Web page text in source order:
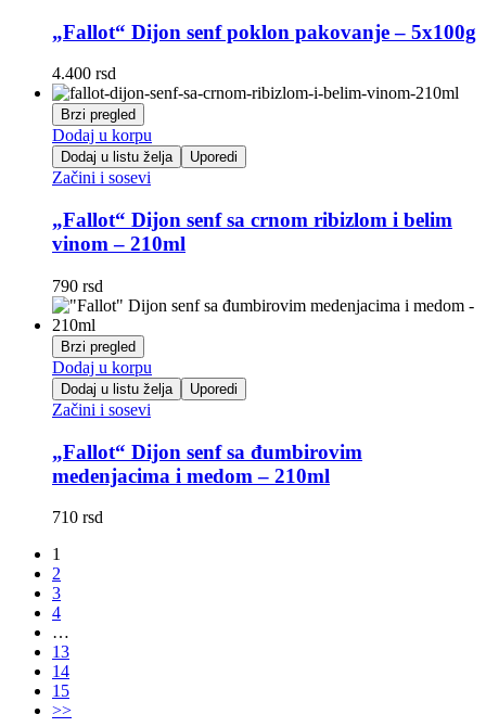
„Fallot“ Dijon senf poklon pakovanje – 5x100g
4.400 rsd
Brzi pregled
Dodaj u korpu
Dodaj u listu želja Uporedi
Začini i sosevi
„Fallot“ Dijon senf sa crnom ribizlom i belim
vinom – 210ml
790 rsd
Brzi pregled
Dodaj u korpu
Dodaj u listu želja Uporedi
Začini i sosevi
„Fallot“ Dijon senf sa đumbirovim
medenjacima i medom – 210ml
710 rsd
1
2
3
4
…
13
14
15
>>